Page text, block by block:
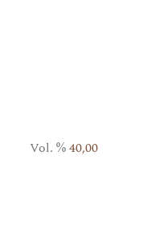
Vol. %40,00